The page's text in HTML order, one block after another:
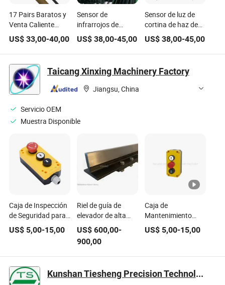
17 Pairs Baratos y
Venta Caliente
Venta Directa de
Fábrica Piezas de
Ascensor de Alta
Velocidad Sensor
Fotocélula
Infrarroja Cortina
de Luz para
Sistemas de
Puertas de
US$33,00-40,00
Sensor de
infrarrojos de
fábrica de
Yoursensor en
China, suministro
para ascensores,
seguridad de
ascensores, parte
US$ 38,00-45,00
Sensor de luz de
cortina de haz de
fotocélula de
seguridad
infrarroja de
para puertas de
ascensor durante
US$ 38,00-45,00
Taicang Xinxing Machinery Factory
Jiangsu, China
Servicio OEM
Muestra Disponible
Caja de Inspección
de Seguridad para
Ascensores en
Oferta con Parada
US$ 5,00-15,00
Riel de guía de
elevador de alta
resistencia, piezas
de elevador
US$ 600,00-
900,00
Caja de
Mantenimiento
Premium para
Inspección de
Pasajeros
US$ 5,00-15,00
Kunshan Tiesheng Precision Technology Co., Ltd.